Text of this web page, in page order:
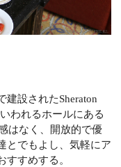
建設されたSheraton
われるホールにある
はなく、開放的で優
とでもよし、気軽にア
すめする。